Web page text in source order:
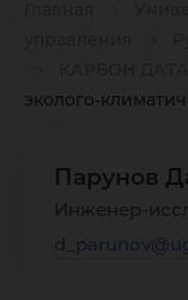
эколого-
Парунов
Инженер-